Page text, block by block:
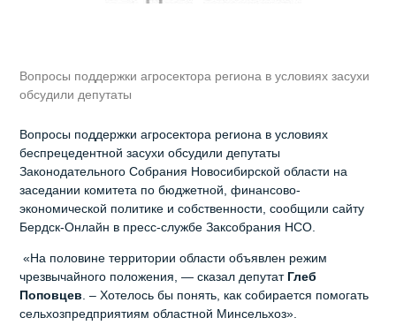
Вопросы поддержки агросектора региона в условиях засухи
обсудили депутаты
Вопросы поддержки агросектора региона в условиях
беспрецедентной засухи обсудили депутаты
Законодательного Собрания Новосибирской области на
заседании комитета по бюджетной, финансово-
экономической политике и собственности, сообщили сайту
Бердск-Онлайн в пресс-службе Заксобрания НСО.
«На половине территории области объявлен режим
чрезвычайного положения, — сказал депутат Глеб
Поповцев . – Хотелось бы понять, как собирается помогать
сельхозпредприятиям областной Минсельхоз».